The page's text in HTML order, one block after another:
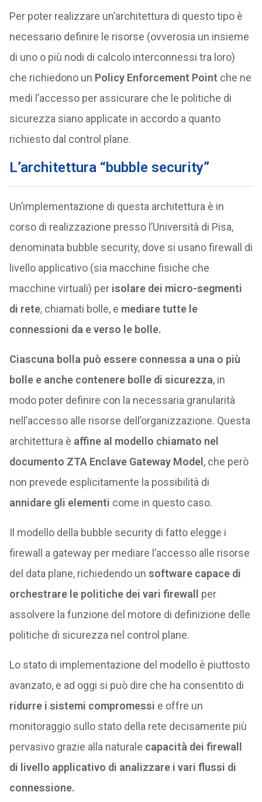
Per poter realizzare un’architettura di questo tipo è
necessario definire le risorse (ovverosia un insieme
di uno o più nodi di calcolo interconnessi tra loro)
che richiedono un Policy Enforcement Point che ne
medi l’accesso per assicurare che le politiche di
sicurezza siano applicate in accordo a quanto
richiesto dal control plane.
L’architettura “bubble security”
Un’implementazione di questa architettura è in
corso di realizzazione presso l’Università di Pisa,
denominata bubble security, dove si usano firewall di
livello applicativo (sia macchine fisiche che
macchine virtuali) per isolare dei micro-segmenti
di rete, chiamati bolle, e mediare tutte le
connessioni da e verso le bolle.
Ciascuna bolla può essere connessa a una o più
bolle e anche contenere bolle di sicurezza, in
modo poter definire con la necessaria granularità
nell’accesso alle risorse dell’organizzazione. Questa
architettura è affine al modello chiamato nel
documento ZTA Enclave Gateway Model , che però
non prevede esplicitamente la possibilità di
annidare gli elementi come in questo caso.
Il modello della bubble security di fatto elegge i
firewall a gateway per mediare l’accesso alle risorse
del data plane, richiedendo un software capace di
orchestrare le politiche dei vari firewall
per
assolvere la funzione del motore di definizione delle
politiche di sicurezza nel control plane.
Lo stato di implementazione del modello è piuttosto
avanzato, e ad oggi si può dire che ha consentito di
ridurre i sistemi compromessi e offre un
monitoraggio sullo stato della rete decisamente più
pervasivo grazie alla naturale capacità dei firewall
di livello applicativo di analizzare i vari flussi di
connessione.